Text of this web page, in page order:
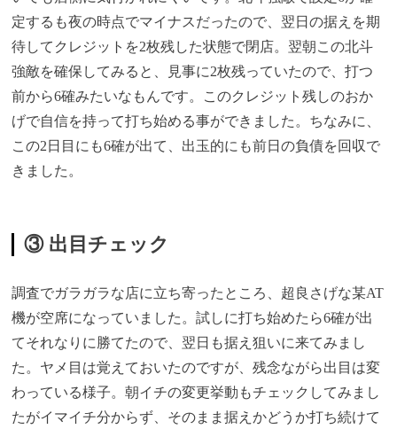
定するも夜の時点でマイナスだったので、翌日の据えを期
待してクレジットを2枚残した状態で閉店。翌朝この北斗
強敵を確保してみると、見事に2枚残っていたので、打つ
前から6確みたいなもんです。このクレジット残しのおか
げで自信を持って打ち始める事ができました。ちなみに、
この2日目にも6確が出て、出玉的にも前日の負債を回収で
きました。
③ 出目チェック
調査でガラガラな店に立ち寄ったところ、超良さげな某AT
機が空席になっていました。試しに打ち始めたら6確が出
てそれなりに勝てたので、翌日も据え狙いに来てみまし
た。ヤメ目は覚えておいたのですが、残念ながら出目は変
わっている様子。朝イチの変更挙動もチェックしてみまし
たがイマイチ分からず、そのまま据えかどうか打ち続けて